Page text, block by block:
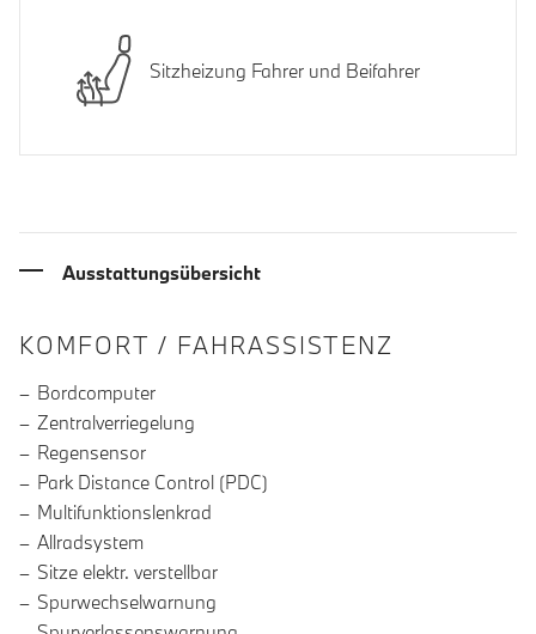
Sitzheizung Fahrer und Beifahrer
Ausstattungsübersicht
INFORMATIONEN ÜBER DIE
KOMFORT / FAHRASSISTENZ
Bordcomputer
Zentralverriegelung
Regensensor
Park Distance Control (PDC)
Multifunktionslenkrad
Allradsystem
Sitze elektr. verstellbar
Spurwechselwarnung